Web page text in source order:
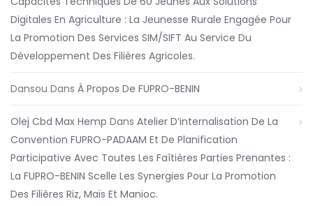
Digitales En Agriculture : La Jeunesse Rurale Engagée Pour
La Promotion Des Services SIM/SIFT Au Service Du
Développement Des Filières Agricoles.
Dansou Dans À Propos De FUPRO-BENIN
Olej Cbd Max Hemp Dans Atelier D’internalisation De La
Convention FUPRO-PADAAM Et De Planification
Participative Avec Toutes Les Faîtières Parties Prenantes :
La FUPRO-BENIN Scelle Les Synergies Pour La Promotion
Des Filières Riz, Maïs Et Manioc.